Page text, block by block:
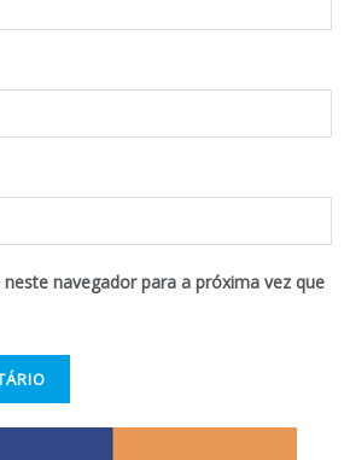
navegador para a próxima vez que